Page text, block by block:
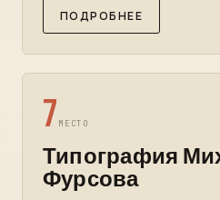
ПОДРОБНЕЕ
7 МЕСТО
Типография
Фурсова